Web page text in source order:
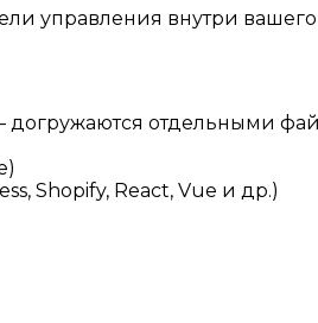
управления внутри
отдельными
Shopify, React, Vue и др.)